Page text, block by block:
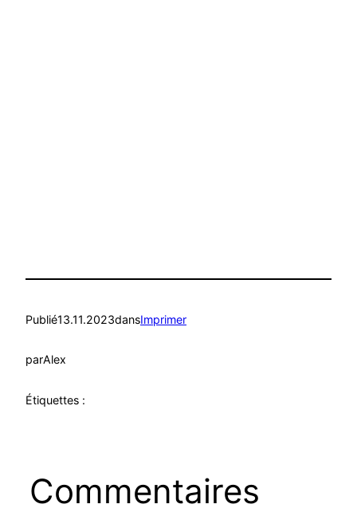
Publié13.11.2023dansImprimer
parAlex
Étiquettes :
Commentaires